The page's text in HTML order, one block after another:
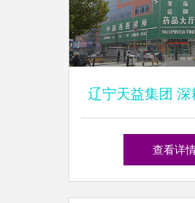
辽宁天益集团 深
流通，构筑区域
查看详